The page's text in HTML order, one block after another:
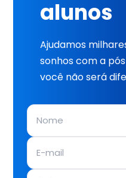
alunos
Ajudamos
sonhos com a
você não será